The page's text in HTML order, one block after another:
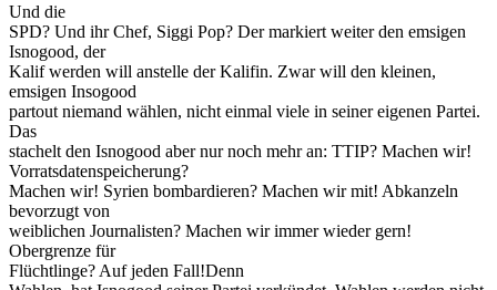
Und die
SPD? Und ihr Chef, Siggi Pop? Der markiert weiter den emsigen
Isnogood, der
Kalif werden will anstelle der Kalifin. Zwar will den kleinen,
emsigen Insogood
partout niemand wählen, nicht einmal viele in seiner eigenen Partei.
Das
stachelt den Isnogood aber nur noch mehr an: TTIP? Machen wir!
Vorratsdatenspeicherung?
Machen wir! Syrien bombardieren? Machen wir mit! Abkanzeln
bevorzugt von
weiblichen Journalisten? Machen wir immer wieder gern!
Obergrenze für
Flüchtlinge? Auf jeden Fall!Denn